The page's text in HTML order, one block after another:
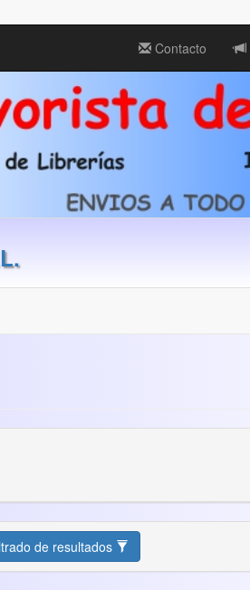
Contacto
de resultados